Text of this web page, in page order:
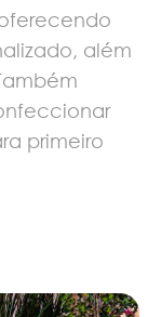
além
primeiro